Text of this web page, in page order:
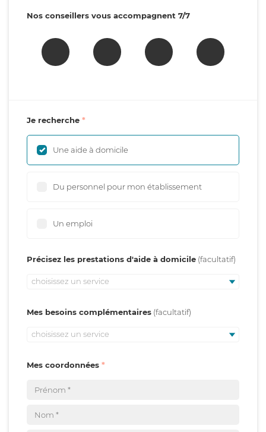
Nos conseillers vous accompagnent 7/7
Je recherche
Une aide à domicile
Du personnel pour mon établissement
Un emploi
Précisez les prestations d'aide à domicile
choisissez un service
Mes besoins complémentaires
choisissez un service
Mes coordonnées